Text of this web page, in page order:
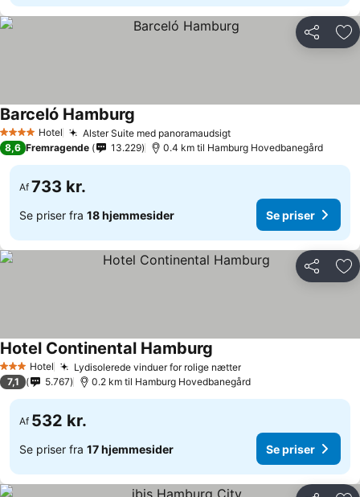
Del
4 StjernerHotel Alster Suite med panoramaudsigt
Barceló Hamburg
8,6 Fremragende 13.229 0.4 km til Hamburg Hovedbanegård
Af 733 kr.
Se priser fra 18 hjemmesider Se priser
Del
3 StjernerHotel Lydisolerede vinduer for rolige nætter
Hotel Continental Hamburg
7,1 5.767 0.2 km til Hamburg Hovedbanegård
Af 532 kr.
Se priser fra 17 hjemmesider Se priser